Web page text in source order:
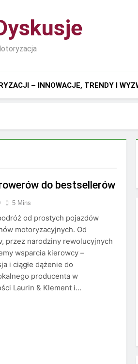
– INNOWACJE, TRENDY I
do bestsellerów
5 Mins
od prostych pojazdów
motoryzacyjnych. Od
przez narodziny rewolucyjnych
wsparcia kierowcy –
i ciągłe dążenie do
producenta w
Laurin & Klement i…